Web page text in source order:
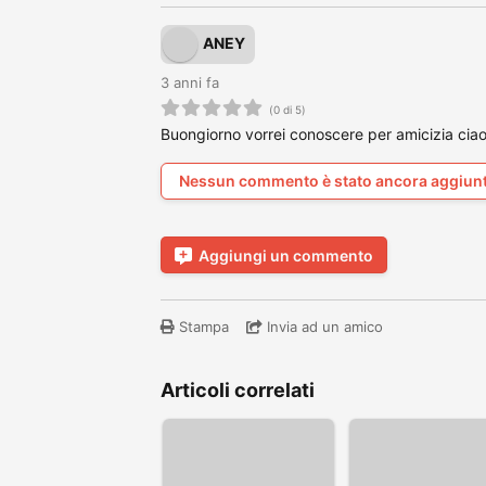
ANEY
3 anni fa
(0 di 5)
Buongiorno vorrei conoscere per amicizia ciao
Nessun commento è stato ancora
Aggiungi un commento
Stampa Invia ad un amico
Articoli correlati